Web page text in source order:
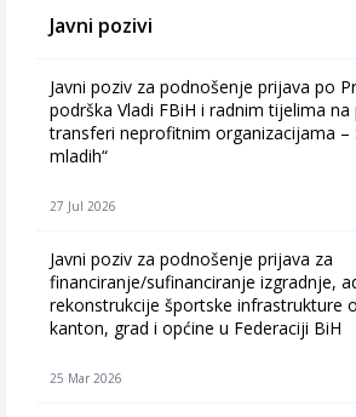
Javni pozivi
Javni poziv za podnošenje prijava po
podrška Vladi FBiH i radnim tijelima na
transferi neprofitnim organizacijama –
mladih“
27 Jul 2026
Javni poziv za podnošenje prijava za
financiranje/sufinanciranje izgradnje,
rekonstrukcije športske infrastrukture
kanton, grad i općine u Federaciji BiH
25 Mar 2026